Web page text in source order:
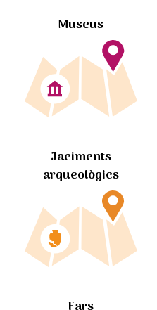
Museus
Jaciments
arqueològics